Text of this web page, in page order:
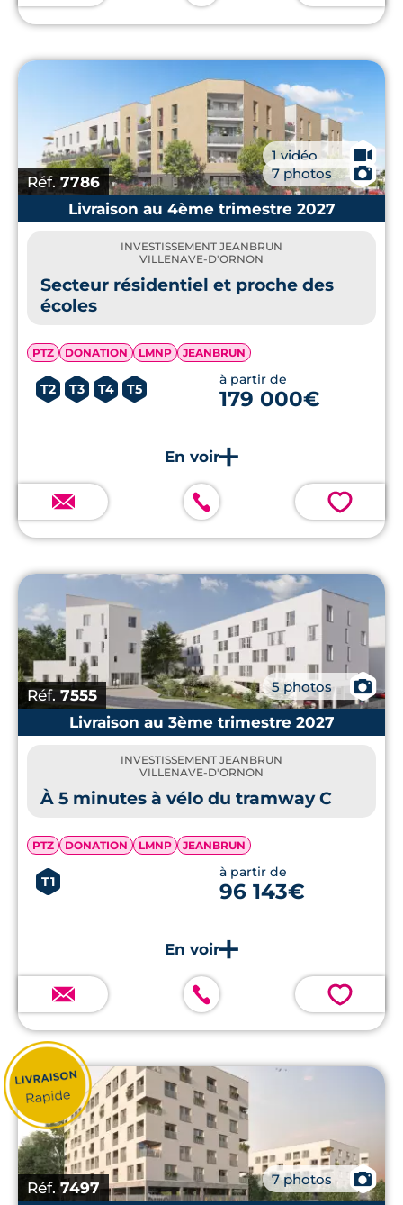
Réf.7786
1 vidéo 🎥
7 photos
📷
Livraison au 4ème trimestre 2027
INVESTISSEMENT JEANBRUN
VILLENAVE-D'ORNON
Secteur résidentiel et proche des
écoles
PTZ DONATION LMNP JEANBRUN
T2 T3 T4 T5
à partir de
179 000€
💗
Réf. 7555 5 photos
📷
Livraison au 3ème trimestre 2027
INVESTISSEMENT JEANBRUN
VILLENAVE-D'ORNON
À 5 minutes à vélo du tramway C
PTZ DONATION LMNP JEANBRUN
T1
à partir de
96 143€
💗
Réf. 7497 7 photos
📷